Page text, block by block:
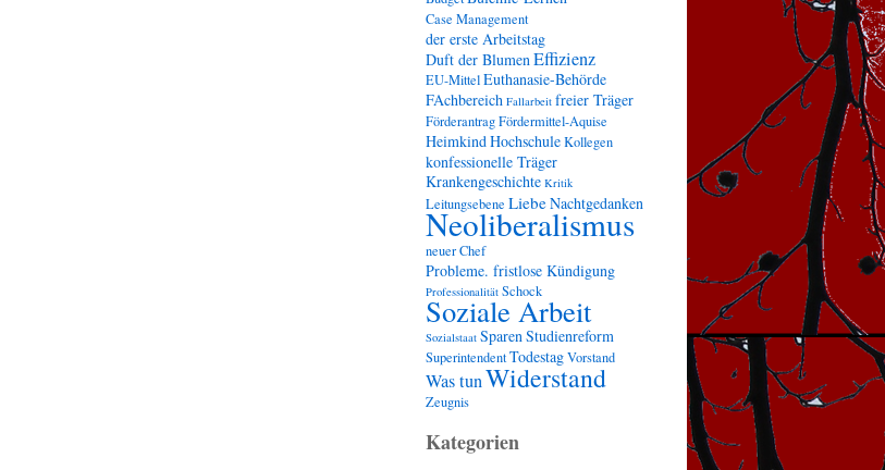
Case Management
der erste Arbeitstag
Duft der Blumen Effizienz
EU-MittelEuthanasie-Behörde
FAchbereich Fallarbeit freier Träger
FörderantragFördermittel-Aquise
Heimkind HochschuleKollegen
konfessionelle Träger
Krankengeschichte Kritik
Leitungsebene LiebeNachtgedanken
Neoliberalismus
neuer Chef
Probleme. fristlose Kündigung
Professionalität Schock
Soziale Arbeit
Sozialstaat Sparen Studienreform
SuperintendentTodestagVorstand
Was tunWiderstand
Zeugnis
Kategorien